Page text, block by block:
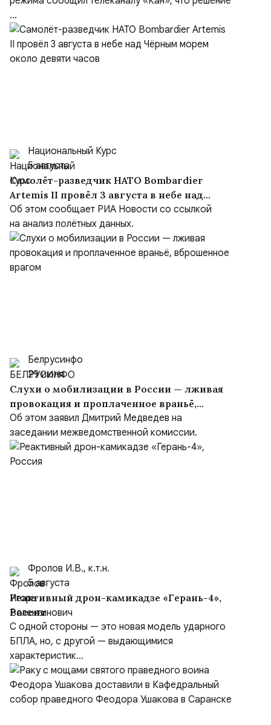
...
Национальный Курс
5 августа
Самолёт-разведчик НАТО Bombardier
Artemis II провёл 3 августа в небе над
Чёрным морем около девяти часов
Об этом сообщает РИА Новости со ссылкой
на анализ полётных данных.
Белрусинфо
29 июля
Слухи о мобилизации в России — лживая
провокация и проплаченное враньё,
вброшенное врагом
Об этом заявил Дмитрий Медведев на
заседании межведомственной комиссии.
Фролов И.В., к.т.н.
5 августа
Реактивный дрон-камикадзе «Герань-4»,
Россия
С одной стороны — это новая модель ударного
БПЛА, но, с другой — выдающимися
характеристик...